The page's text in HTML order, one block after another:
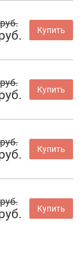
Купить
Купить
Купить
Купить